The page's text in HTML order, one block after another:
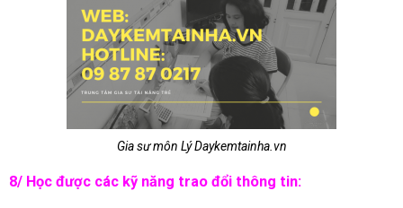
Gia sư môn Lý Daykemtainha.vn
8/ Học được các kỹ năng trao đổi thông tin: